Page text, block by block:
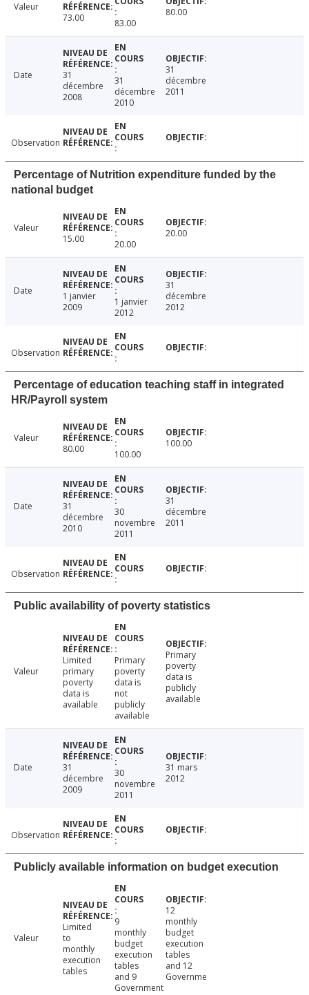
Valeur
73.00
83.00
80.00
Date
31
décembre
2008
31
décembre
2010
31
décembre
2011
Observation
Percentage of Nutrition expenditure funded by the
national budget
Valeur
15.00
20.00
20.00
Date
1 janvier
2009
1 janvier
2012
31
décembre
2012
Observation
Percentage of education teaching staff in integrated
HR/Payroll system
Valeur
80.00
100.00
100.00
Date
31
décembre
2010
30
novembre
2011
31
décembre
2011
Observation
Public availability of poverty statistics
Valeur
Limited
primary
poverty
data is
available
Primary
poverty
data is
not
publicly
available
Primary
poverty
data is
publicly
available
Date
31
décembre
2009
30
novembre
2011
31 mars
2012
Observation
Publicly available information on budget execution
Valeur
Limited
to
monthly
execution
tables
9
monthly
budget
execution
tables
and 9
Government
12
monthly
budget
execution
tables
and 12
Governme